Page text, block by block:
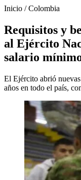
Inicio /Colombia
Requisitos y
al Ejército
salario
El Ejército abrió
años en todo el país,